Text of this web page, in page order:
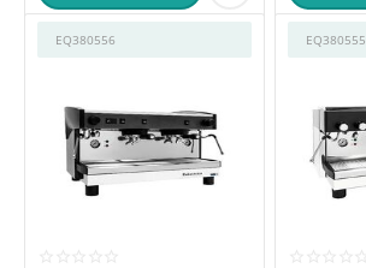
EQ380556 EQ380555